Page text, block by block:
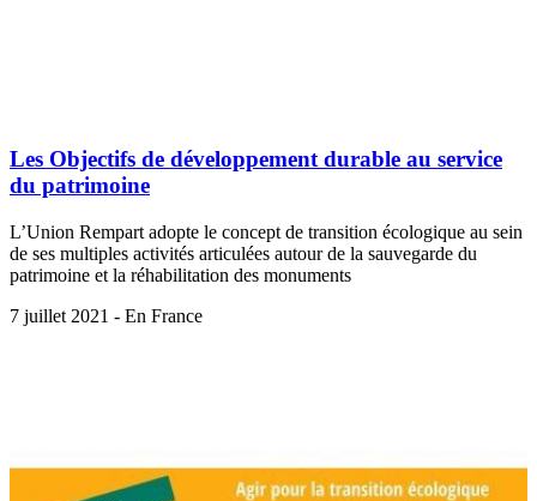
Les Objectifs de développement durable au service
du patrimoine
L’Union Rempart adopte le concept de transition écologique au sein
de ses multiples activités articulées autour de la sauvegarde du
patrimoine et la réhabilitation des monuments
7 juillet 2021 - En France